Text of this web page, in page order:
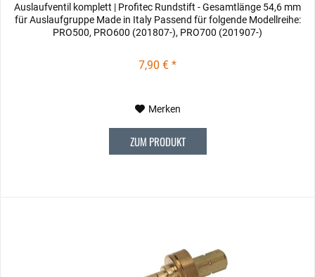
Auslaufventil komplett | Profitec Rundstift - Gesamtlänge 54,6 mm
für Auslaufgruppe Made in Italy Passend für folgende Modellreihe:
PRO500, PRO600 (201807-), PRO700 (201907-)
7,90 € *
Merken
ZUM PRODUKT